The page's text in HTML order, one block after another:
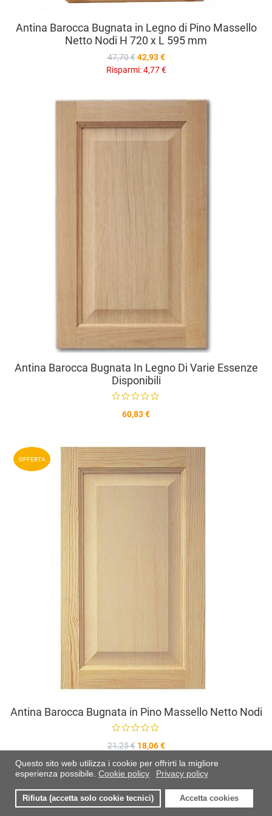
Questo sito web utilizza i cookie per offrirti la migliore
esperienza possibile. Cookie policy Privacy policy
Rifiuta (accetta solo cookie tecnici) Accetta cookies
I miei preferiti
0 Compara
0
Antina Barocca Bugnata in Legno di Pino Massello
Netto Nodi H 720 x L 595 mm
47,70 € 42,93 €
Risparmi:4,77 €
Antina Barocca Bugnata In Legno Di Varie Essenze
Disponibili
60,83 €
OFFERTA
Antina Barocca Bugnata in Pino Massello Netto Nodi
21,25 € 18,06 €
Risparmi:
3,19 €